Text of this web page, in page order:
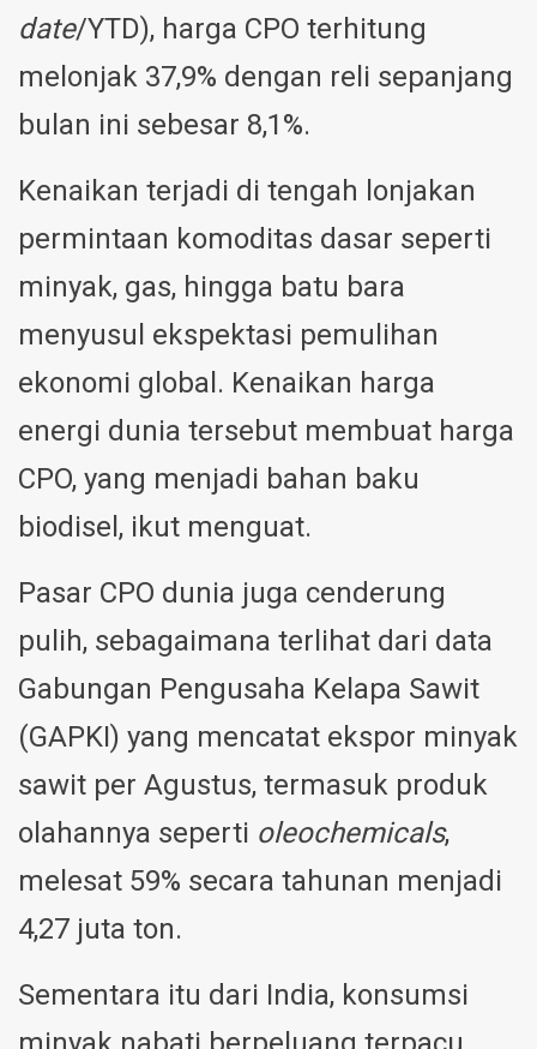
date/YTD), harga CPO terhitung
melonjak 37,9% dengan reli sepanjang
bulan ini sebesar 8,1%.
Kenaikan terjadi di tengah lonjakan
permintaan komoditas dasar seperti
minyak, gas, hingga batu bara
menyusul ekspektasi pemulihan
ekonomi global. Kenaikan harga
energi dunia tersebut membuat harga
CPO, yang menjadi bahan baku
biodisel, ikut menguat.
Pasar CPO dunia juga cenderung
pulih, sebagaimana terlihat dari data
Gabungan Pengusaha Kelapa Sawit
(GAPKI) yang mencatat ekspor minyak
sawit per Agustus, termasuk produk
olahannya seperti oleochemicals,
melesat 59% secara tahunan menjadi
4,27 juta ton.
Sementara itu dari India, konsumsi